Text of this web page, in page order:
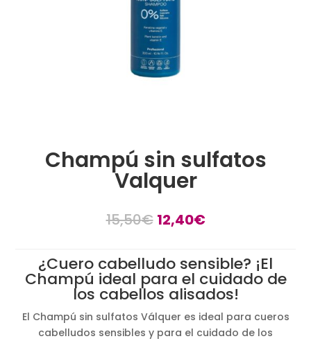
Champú sin sulfatos
Valquer
15,50€ El
era:
15,50€.
12,40€El
es:
12,40€.
¿Cuero cabelludo sensible? ¡El
Champú ideal para el cuidado de
los cabellos alisados!
El Champú sin sulfatos Válquer es ideal para cueros
cabelludos sensibles y para el cuidado de los